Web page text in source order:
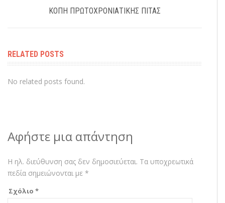
ΚΟΠΉ ΠΡΩΤΟΧΡΟΝΙΆΤΙΚΗΣ ΠΊΤΑΣ
RELATED POSTS
No related posts found.
Αφήστε μια απάντηση
Η ηλ. διεύθυνση σας δεν δημοσιεύεται. Τα υποχρεωτικά
πεδία σημειώνονται με *
Σχόλιο *